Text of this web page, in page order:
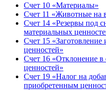
Счет 10 «Материалы»
Счет 11 «Животные на
Счет 14 «Резервы под
материальных
Счет 15
ценностей»
Счет 16 «Отклонение в
ценностей»
Счет 19 «Налог на
приобретенным